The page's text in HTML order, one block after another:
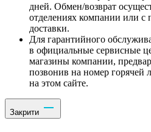
дней. Обмен/возврат
отделениях компании или
доставки.
Для гарантийного
в официальные сервисные
магазины компании,
позвонив на номер горячей
на этом сайте.
Закрити